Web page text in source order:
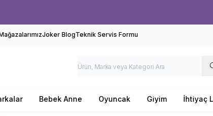
Joker BlogTeknik Servis Formu
Bebek Anne Oyuncak Giyim İhtiyaç